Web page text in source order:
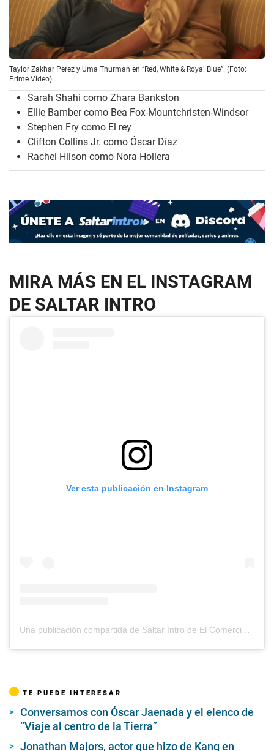
Taylor Zakhar Perez y Uma Thurman en “Red, White & Royal Blue”. (Foto:
Prime Video)
Sarah Shahi como Zhara Bankston
Ellie Bamber como Bea Fox-Mountchristen-Windsor
Stephen Fry como El rey
Clifton Collins Jr. como Óscar Díaz
Rachel Hilson como Nora Hollera
MIRA MÁS EN EL INSTAGRAM
DE SALTAR INTRO
Ver esta publicación en Instagram
TE PUEDE INTERESAR
Conversamos con Óscar Jaenada y el elenco de
“Viaje al centro de la Tierra”
Jonathan Majors, actor que hizo de Kang en